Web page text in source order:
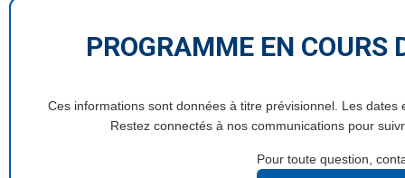
PROGRAMME EN COURS
Ces informations sont données à titre prévisionnel. Les
Restez connectés à nos communications pour
Pour toute question,